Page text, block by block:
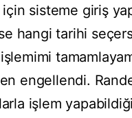
sisteme giriş
hangi tarihi
işlemimi
engellendi.
işlem